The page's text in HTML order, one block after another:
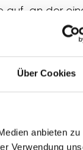
Über Cookies
anbieten zu
Verwendung
auf, an der
Abreißen)
auf, an der